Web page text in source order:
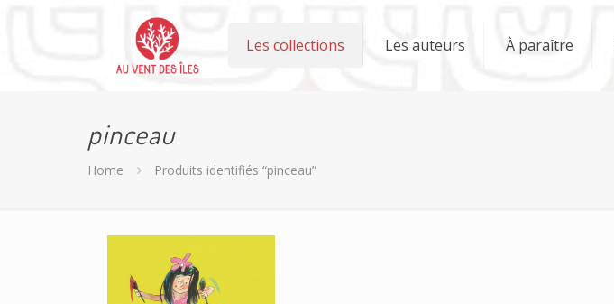
Les collections Les auteurs À paraître
pinceau
Home Produits identifiés “pinceau”